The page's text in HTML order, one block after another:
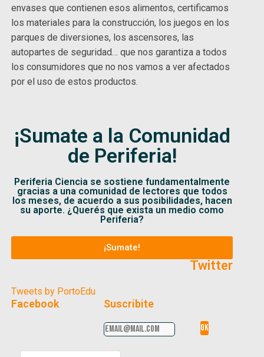
envases que contienen esos alimentos, certificamos
los materiales para la construcción, los juegos en los
parques de diversiones, los ascensores, las
autopartes de seguridad… que nos garantiza a todos
los consumidores que no nos vamos a ver afectados
por el uso de estos productos.
¡Sumate a la Comunidad
de Periferia!
Periferia Ciencia se sostiene fundamentalmente
gracias a una comunidad de lectores que todos
los meses, de acuerdo a sus posibilidades, hacen
su aporte. ¿Querés que exista un medio como
Periferia?
¡Sumate!
Twitter
Tweets by PortoEdu
Facebook Suscribite